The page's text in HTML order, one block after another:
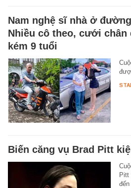
Nam nghệ sĩ nhà ở
Nhiều cô theo, cưới chân
kém 9 tuổi
Biến căng vụ Brad Pitt
Pitt
đến